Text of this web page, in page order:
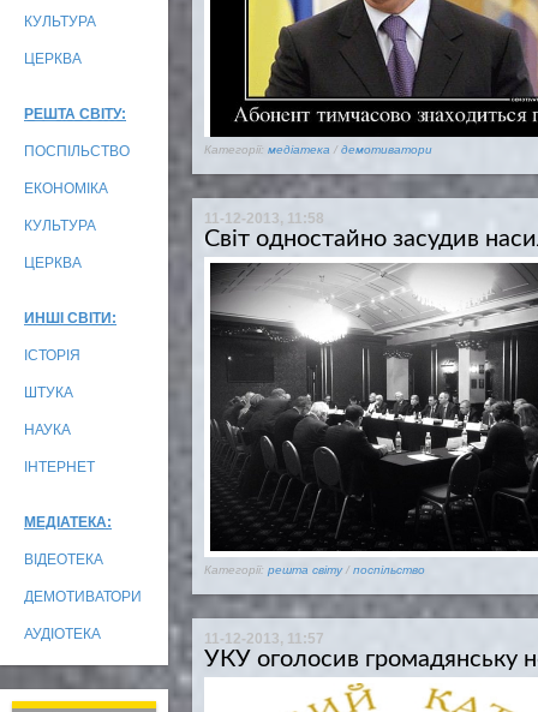
КУЛЬТУРА
ЦЕРКВА
РЕШТА СВІТУ:
ПОСПІЛЬСТВО
ЕКОНОМІКА
КУЛЬТУРА
ЦЕРКВА
ИНШІ СВІТИ:
ІСТОРІЯ
ШТУКА
НАУКА
ІНТЕРНЕТ
МЕДІАТЕКА:
ВІДЕОТЕКА
ДЕМОТИВАТОРИ
АУДІОТЕКА
Категорії: медіатека /демотиватори
11-12-2013, 11:58
Світ одностайно засудив
Категорії: решта світу/ поспільство
11-12-2013, 11:57
УКУ оголосив громадянську